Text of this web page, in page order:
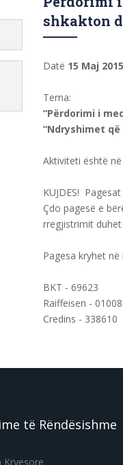
shkakton
Datë 15 Maj 2015
Tema:
“Përdorimi i
“Ndryshimet
Aktiviteti është
KUJDES!
Çdo pagesë e
rregjistrimit
Pagesa kryhet
BKT - 69623
Raiffeisen -
Credins - 338610
të Rëndësishme
Kryesore